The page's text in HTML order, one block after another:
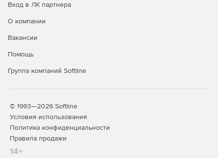
Вход в ЛК партнера
О компании
Вакансии
Помощь
Группа компаний Softline
© 1993—2026 Softline
Условия использования
Политика конфиденциальности
Правила продажи
14+